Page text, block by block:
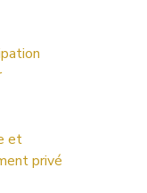
et
privé